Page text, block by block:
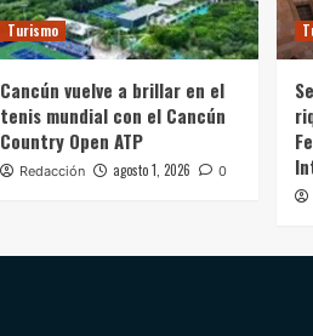
Turismo
Cancún vuelve a brillar en el
tenis mundial con el Cancún
Country Open ATP
Redacción agosto 1, 2026 0